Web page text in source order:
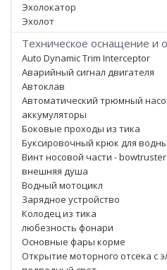
Эхолокатор
Эхолот
Техническое оснащение и
Auto Dynamic Trim Interceptor
Аварийный сигнал двигателя
Автоклав
Автоматический трюмный
аккумуляторы
Боковые проходы из тика
Буксировочный крюк для
Винт носовой части - bowtruster
внешняя душа
Водный мотоцикл
Зарядное устройство
Колодец из тика
любезность фонари
Основные фары корме
Открытие моторного отсека с